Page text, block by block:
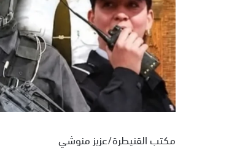
مكتب القنيطرة/عزيز منوشي